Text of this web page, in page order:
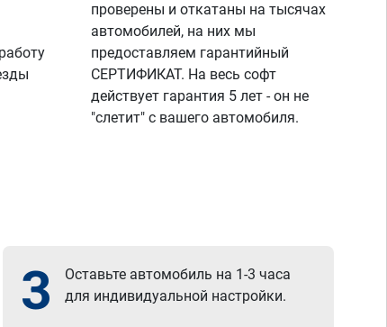
проверены и откатаны на тысячах
автомобилей, на них мы
предоставляем гарантийный
СЕРТИФИКАТ. На весь софт
действует гарантия 5 лет - он не
"слетит" с вашего автомобиля.
3
Оставьте автомобиль на 1-3 часа
для индивидуальной настройки.